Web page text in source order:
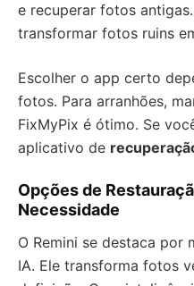
e recuperar fotos
transformar fotos ruins
Escolher o app certo
fotos. Para arranhões,
FixMyPix é ótimo. Se
aplicativo de
Opções de
Necessidade
O Remini se destaca por
IA. Ele transforma fotos